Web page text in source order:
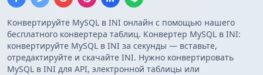
Конвертируйте MySQL в INI онлайн с помощью нашего
бесплатного конвертера таблиц. Конвертер MySQL в INI:
конвертируйте MySQL в INI за секунды — вставьте,
отредактируйте и скачайте INI. Нужно конвертировать
MySQL в INI для API, электронной таблицы или